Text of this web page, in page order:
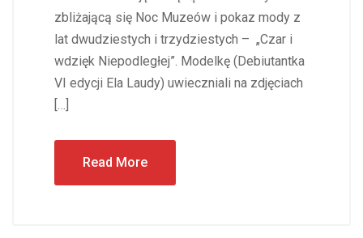
zbliżającą się Noc Muzeów i pokaz mody z
lat dwudziestych i trzydziestych – „Czar i
wdzięk Niepodległej”. Modelkę (Debiutantka
VI edycji Ela Laudy) uwieczniali na zdjęciach
[…]
Read More